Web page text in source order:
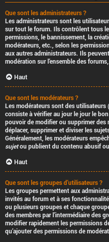
Que sont les administrateurs ?
Les administrateurs sont les
sur tout le forum. Ils contrôlent tous
permissions, le bannissement, la
modérateurs, etc., selon les
aux autres administrateurs. Ils
modération sur l’ensemble des
Haut
Que sont les modérateurs ?
Les modérateurs sont des utilisateurs
consiste à vérifier au jour le jour le
pouvoir de modifier ou supprimer des
déplacer, supprimer et diviser les
Généralement, les modérateurs
sujetou publient du contenu abusif
Haut
Que sont les groupes d’utilisateurs ?
Les groupes permettent aux
invités au forum et à ses
ou plusieurs groupes et chaque
des membres par l’intermédiaire des
modifier rapidement les permissions
qu’ajouter des permissions de